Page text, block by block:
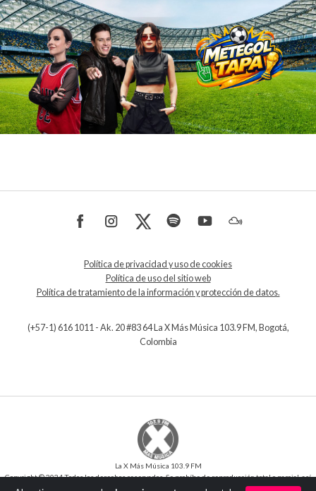
Política de privacidad y uso de cookies
Política de uso del sitio web
Política de tratamiento de la información y protección de datos.
(+57-1) 616 1011 - Ak. 20 #83 64 La X Más Música 103.9 FM, Bogotá,
Colombia
La X Más Música 103.9 FM
Copyright © 2024 Todos los derechos reservados. Se prohíbe de reproducción total o parcial, así
como su traducción a cualquier idioma sin la autorización escrita del titular.